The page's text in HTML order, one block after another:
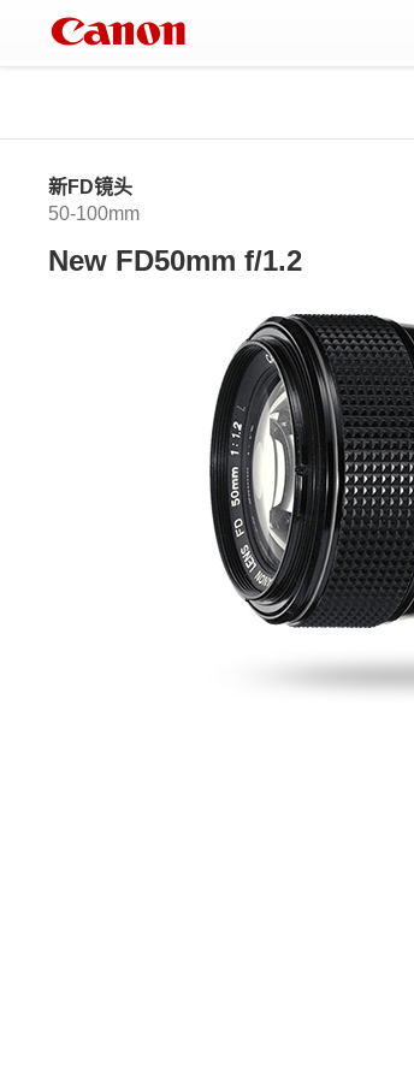
新FD镜头
50-100mm
New FD50mm f/1.2